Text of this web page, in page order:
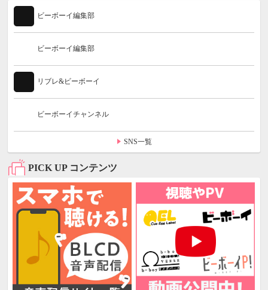
ビーボーイ編集部
ビーボーイ編集部
リブレ&ビーボーイ
ビーボーイチャンネル
SNS一覧
PICK UP コンテンツ